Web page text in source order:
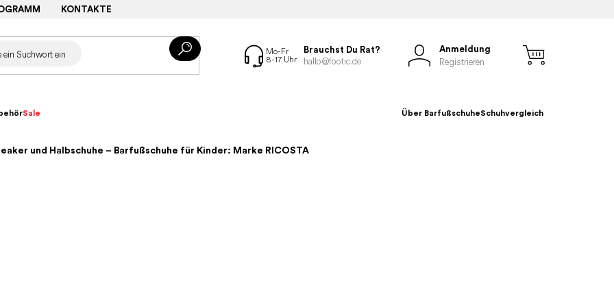
KONTAKTE
Brauchst Du Rat?
hallo@footic.de
Anmeldung
Registrieren
Sale Über BarfußschuheSchuhvergleich
und Halbschuhe – Barfußschuhe für Kinder: Marke RICOSTA